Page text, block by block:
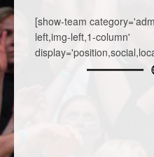
[show-team
left,img-left,1-column'